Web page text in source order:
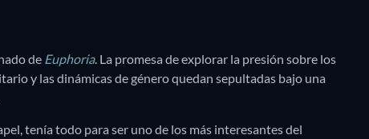
de Euphoria. La promesa de explorar la presión sobre los
y las dinámicas de género quedan sepultadas bajo una
tenía todo para ser uno de los más interesantes del